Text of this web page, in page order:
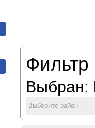
Фильтр
Выбран:
Выберите район